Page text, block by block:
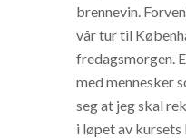
brennevin.
vår tur til
fredagsmorgen.
med mennesker
seg at jeg skal
i løpet av kursets